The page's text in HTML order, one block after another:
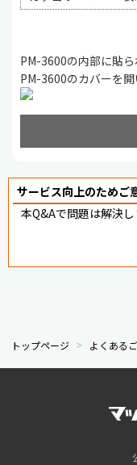
PM-3600の内部に貼ら
PM-3600のカバーを開
サービス向上のためご
本Q&Aで問題は解決し
トップページ よくある